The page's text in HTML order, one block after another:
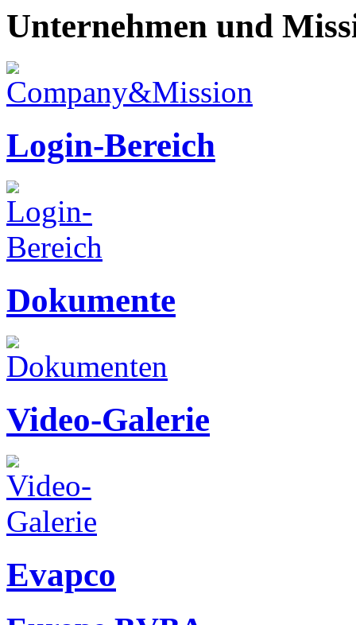
Unternehmen und
Login-Bereich
Dokumente
Video-Galerie
Evapco